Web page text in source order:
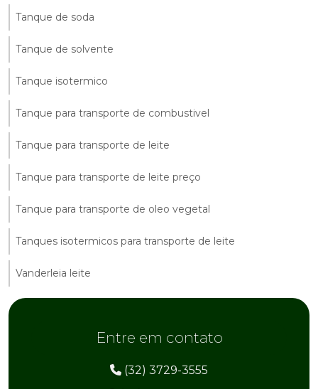
Tanque de soda
Tanque de solvente
Tanque isotermico
Tanque para transporte de combustivel
Tanque para transporte de leite
Tanque para transporte de leite preço
Tanque para transporte de oleo vegetal
Tanques isotermicos para transporte de leite
Vanderleia leite
Entre em contato
(32) 3729-3555